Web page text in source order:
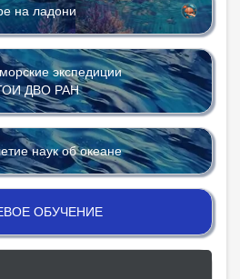
на ладони
экспедиции
ДВО РАН
наук об океане
ОБУЧЕНИЕ